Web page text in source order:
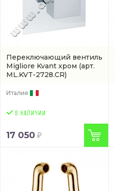
Переключающий вентиль
Migliore Kvant хром (арт.
ML.KVT-2728.CR)
Италия
17 050